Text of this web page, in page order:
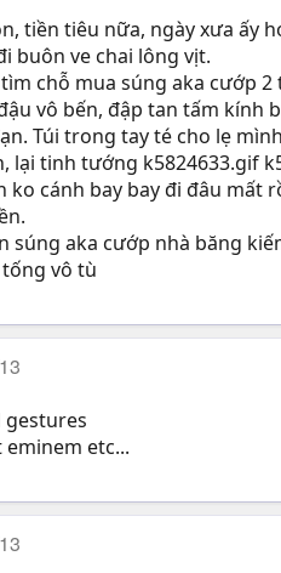
tiền tiêu nữa, ngày xưa ấy
buôn ve chai lông vịt.
chỗ mua súng aka cướp 2
vô bến, đập tan tấm kính
Túi trong tay té cho lẹ
lại tinh tướng k5824633.gif
ko cánh bay bay đi đâu mất
súng aka cướp nhà băng
vô tù
etc...